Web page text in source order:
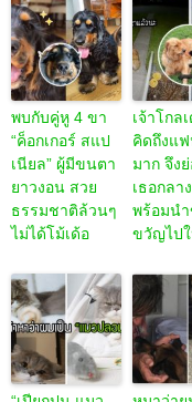
พบกับคู่หู 4 ขา
“ค็อกเกอร์ สแป
เนียล” ผู้มีขนตา
ยาวงอน สวย
ธรรมชาติล้วนๆ
ไม่ได้โม้เด้อ
เจ้าโกล
คิดถึงแ
มาก จึง
เธอกลา
พร้อมนำ
ขวัญไป